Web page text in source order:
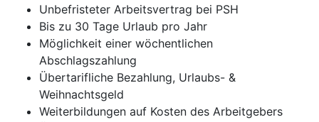
Unbefristeter Arbeitsvertrag bei PSH
Bis zu 30 Tage Urlaub pro Jahr
Möglichkeit einer wöchentlichen
Abschlagszahlung
Übertarifliche Bezahlung, Urlaubs- &
Weihnachtsgeld
Weiterbildungen auf Kosten des Arbeitgebers